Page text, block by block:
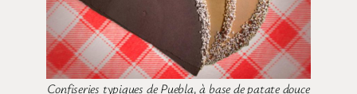
Confiseries typiques de Puebla, à base de patate douce